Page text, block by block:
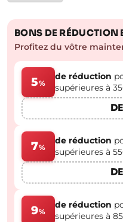
BONS DE RÉDUCTION
Profitez du vôtre
5%
de réduction
supérieures à
7%
de réduction
supérieures à
9%
de réduction
supérieures à